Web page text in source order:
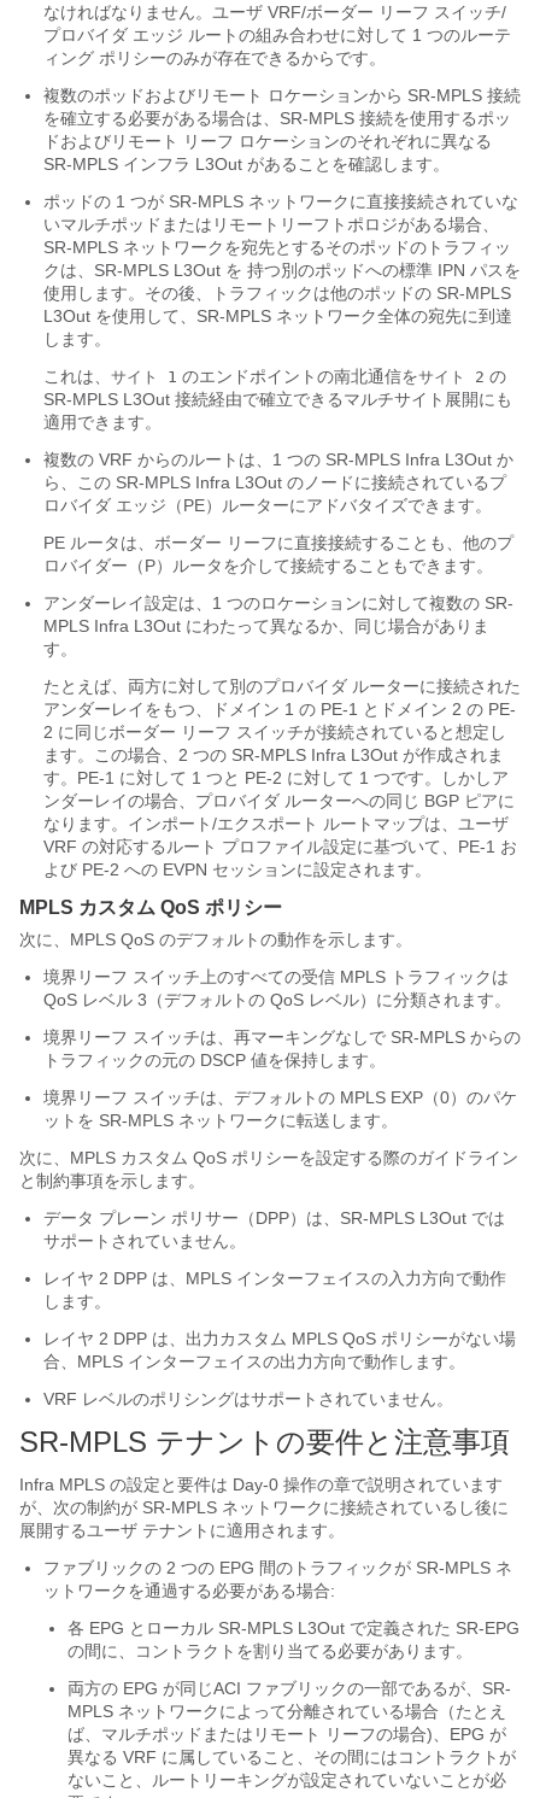
なければなりません。ユーザ VRF/ボーダー リーフ スイッチ/
プロバイダ エッジ ルートの組み合わせに対して 1 つのルーテ
ィング ポリシーのみが存在できるからです。
複数のポッドおよびリモート ロケーションから SR-MPLS 接続
を確立する必要がある場合は、SR-MPLS 接続を使用するポッ
ドおよびリモート リーフ ロケーションのそれぞれに異なる
SR-MPLS インフラ L3Out があることを確認します。
ポッドの 1 つが SR-MPLS ネットワークに直接接続されていな
いマルチポッドまたはリモートリーフトポロジがある場合、
SR-MPLS ネットワークを宛先とするそのポッドのトラフィッ
クは、SR-MPLS L3Out を 持つ別のポッドへの標準 IPN パスを
使用します。その後、トラフィックは他のポッドの SR-MPLS
L3Out を使用して、SR-MPLS ネットワーク全体の宛先に到達
します。
これは、 サイト 1 のエンドポイントの南北通信をサイト 2 の
SR-MPLS L3Out 接続経由で確立できるマルチサイト展開にも
適用できます。
複数の VRF からのルートは、1 つの SR-MPLS Infra L3Out か
ら、この SR-MPLS Infra L3Out のノードに接続されているプ
ロバイダ エッジ（PE）ルーターにアドバタイズできます。
PE ルータは、ボーダー リーフに直接接続することも、他のプ
ロバイダー（P）ルータを介して接続することもできます。
アンダーレイ設定は、1 つのロケーションに対して複数の SR-
MPLS Infra L3Out にわたって異なるか、同じ場合がありま
す。
たとえば、両方に対して別のプロバイダ ルーターに接続された
アンダーレイをもつ、ドメイン 1 の PE-1 とドメイン 2 の PE-
2 に同じボーダー リーフ スイッチが接続されていると想定し
ます。この場合、2 つの SR-MPLS Infra L3Out が作成されま
す。PE-1 に対して 1 つと PE-2 に対して 1 つです。しかしア
ンダーレイの場合、プロバイダ ルーターへの同じ BGP ピアに
なります。インポート/エクスポート ルートマップは、ユーザ
VRF の対応するルート プロファイル設定に基づいて、PE-1 お
よび PE-2 への EVPN セッションに設定されます。
MPLS カスタム QoS ポリシー
次に、MPLS QoS のデフォルトの動作を示します。
境界リーフ スイッチ上のすべての受信 MPLS トラフィックは
QoS レベル 3（デフォルトの QoS レベル）に分類されます。
境界リーフ スイッチは、再マーキングなしで SR-MPLS からの
トラフィックの元の DSCP 値を保持します。
境界リーフ スイッチは、デフォルトの MPLS EXP（0）のパケ
ットを SR-MPLS ネットワークに転送します。
次に、MPLS カスタム QoS ポリシーを設定する際のガイドライン
と制約事項を示します。
データ プレーン ポリサー（DPP）は、SR-MPLS L3Out では
サポートされていません。
レイヤ 2 DPP は、MPLS インターフェイスの入力方向で動作
します。
レイヤ 2 DPP は、出力カスタム MPLS QoS ポリシーがない場
合、MPLS インターフェイスの出力方向で動作します。
VRF レベルのポリシングはサポートされていません。
SR-MPLS テナントの要件と注意事項
Infra MPLS の設定と要件は Day-0 操作の章で説明されています
が、次の制約が SR-MPLS ネットワークに接続されているし後に
展開するユーザ テナントに適用されます。
ファブリックの 2 つの EPG 間のトラフィックが SR-MPLS ネ
ットワークを通過する必要がある場合:
各 EPG とローカル SR-MPLS L3Out で定義された SR-EPG
の間に、コントラクトを割り当てる必要があります。
両方の EPG が同じACI ファブリックの一部であるが、SR-
MPLS ネットワークによって分離されている場合（たとえ
ば、マルチポッドまたはリモート リーフの場合)、EPG が
異なる VRF に属していること、その間にはコントラクトが
ないこと、ルートリーキングが設定されていないことが必